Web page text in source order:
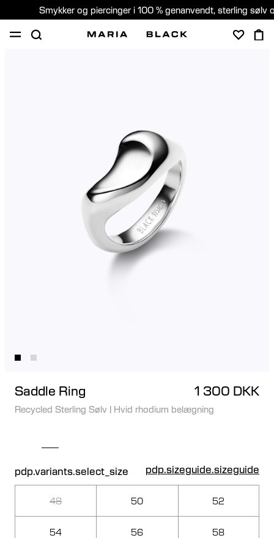
Smykker og piercinger i 100 % genanvendt, sterling sølv
Saddle Ring 1 300 DKK
Recycled Sterling Sølv | Hvid rhodium belægning
pdp.variants.select_size pdp.sizeguide.sizeguide
48 50 52
54 56 58